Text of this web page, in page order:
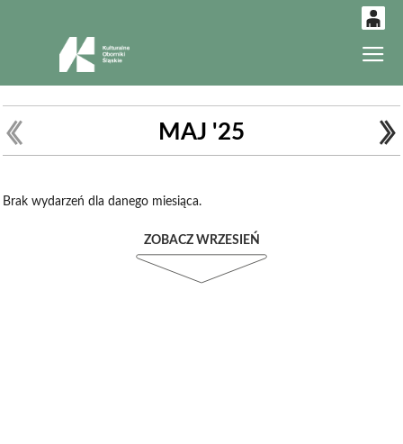
PLN
MAJ '25
Brak wydarzeń dla danego miesiąca.
ZOBACZ WRZESIEŃ